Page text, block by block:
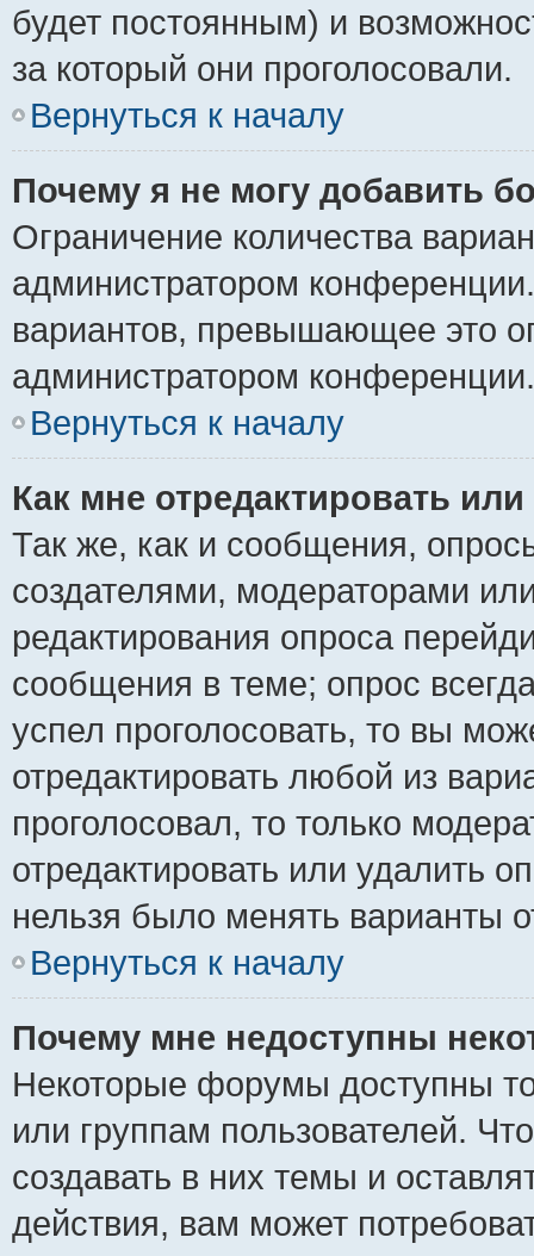
будет постоянным) и
за который они проголосовали.
Вернуться к началу
Почему я не могу добавить
Ограничение количества
администратором
вариантов, превышающее это
администратором конференции.
Вернуться к началу
Как мне отредактировать
Так же, как и сообщения,
создателями, модераторами
редактирования опроса
сообщения в теме; опрос
успел проголосовать, то вы
отредактировать любой из
проголосовал, то только
отредактировать или удалить
нельзя было менять варианты
Вернуться к началу
Почему мне недоступны
Некоторые форумы доступны
или группам пользователей.
создавать в них темы и
действия, вам может